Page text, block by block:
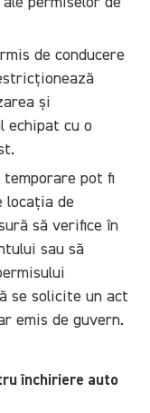
de conducere
și
echipat cu o
temporare pot fi
locația de
să verifice în
sau să
se solicite un act
emis de guvern.
închiriere auto